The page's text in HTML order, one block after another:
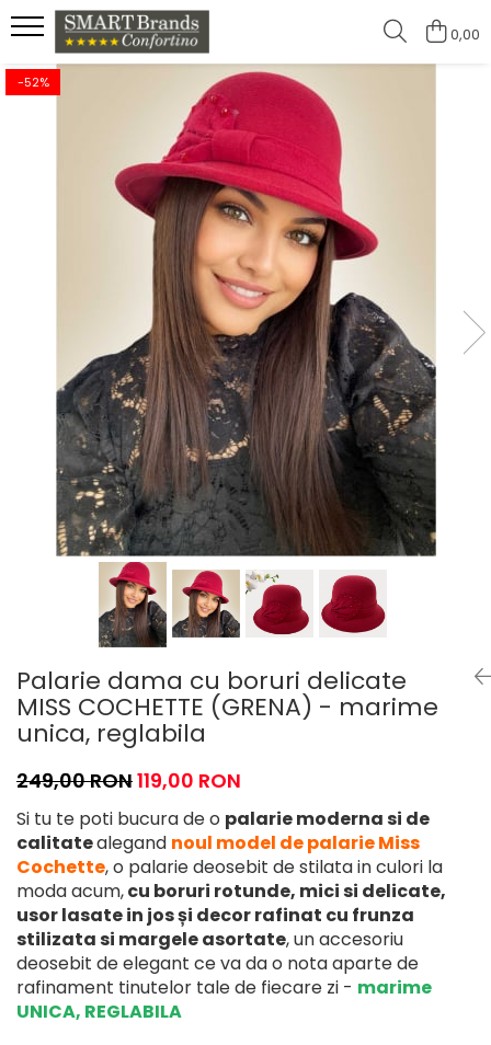
0,00
Palarie dama cu boruri delicate
MISS COCHETTE (GRENA) - marime
unica, reglabila
-52%
249,00 RON119,00 RON
Si tu te poti bucura de o palarie moderna si de
calitatealegand noul model de palarie Miss
Cochette, o palarie deosebit de stilata in culori la
moda acum,cu boruri rotunde, mici si delicate,
usor lasate in jos și decor rafinat cu frunza
stilizata si margele asortate, un accesoriu
deosebit de elegant ce va da o nota aparte de
rafinament tinutelor tale de fiecare zi - marime
UNICA, REGLABILA